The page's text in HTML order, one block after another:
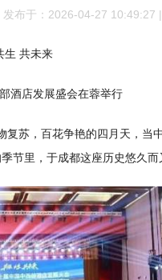
布于：2026-04-27 10:49:27
生 共未来
酒店发展盛会在蓉举行
苏，百花争艳的四月天，当
节里，于成都这座历史悠久而